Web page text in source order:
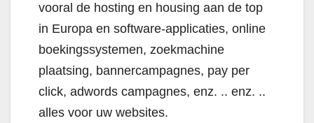
vooral de hosting en housing aan de top
in Europa en software-applicaties, online
boekingssystemen, zoekmachine
plaatsing, bannercampagnes, pay per
click, adwords campagnes, enz. .. enz. ..
alles voor uw websites.